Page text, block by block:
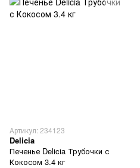
Артикул: 234123
Delicia
Печенье Delicia Трубочки с
Кокосом 3.4 кг